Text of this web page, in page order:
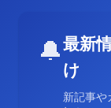
🔔最新
け
新記事や